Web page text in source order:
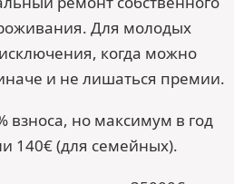
Для молодых
когда можно
и не лишаться премии.
но максимум в год
140€ (для семейных).